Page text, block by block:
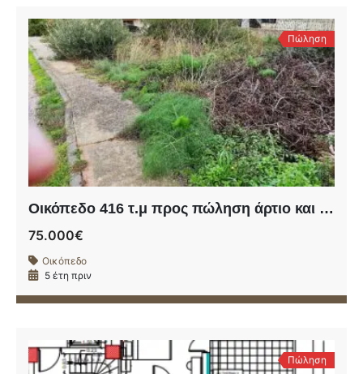
Πώληση
Οικόπεδο 416 τ.μ προς πώληση άρτιο και οικοδομήσιμο στον Καλαθά Ακρωτηρίου.
75.000€
Οικόπεδο
5 έτη πριν
Πώληση